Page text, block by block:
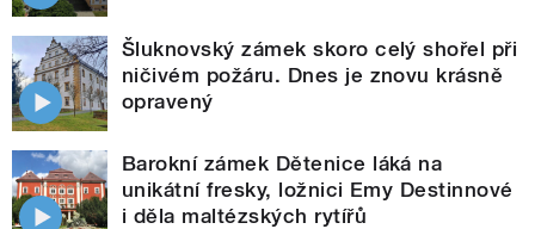
Šluknovský zámek skoro celý shořel při
ničivém požáru. Dnes je znovu krásně
opravený
Barokní zámek Dětenice láká na
unikátní fresky, ložnici Emy Destinnové
i děla maltézských rytířů